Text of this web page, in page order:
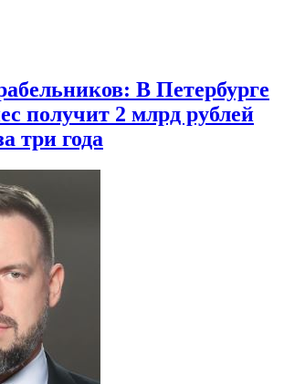
В Петербурге
получит 2 млрд рублей
три года